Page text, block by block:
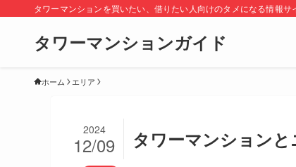
タワーマンションを買いたい、借りたい人向けのタメになる情報サ
タワーマンションガイド
ホーム エリア
タワーマンション
2024
12/09